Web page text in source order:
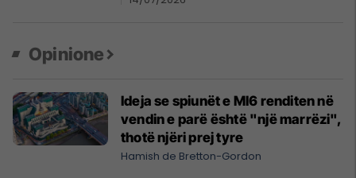
Opinione
Ideja se spiunët e MI6 renditen në
vendin e parë është "një marrëzi",
thotë njëri prej tyre
Hamish de Bretton-Gordon